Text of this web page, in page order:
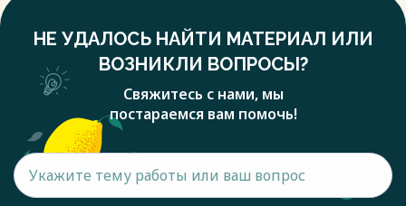
НЕ УДАЛОСЬ НАЙТИ МАТЕРИАЛ ИЛИ
ВОЗНИКЛИ ВОПРОСЫ?
Свяжитесь с нами, мы
постараемся вам помочь!